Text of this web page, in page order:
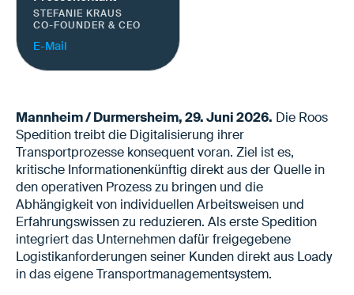
STEFANIE KRAUS
CO-FOUNDER & CEO
E-Mail
Mannheim / Durmersheim, 29. Juni 2026. Die Roos
Spedition treibt die Digitalisierung ihrer
Transportprozesse konsequent voran. Ziel ist es,
kritische Informationenkünftig direkt aus der Quelle in
den operativen Prozess zu bringen und die
Abhängigkeit von individuellen Arbeitsweisen und
Erfahrungswissen zu reduzieren. Als erste Spedition
integriert das Unternehmen dafür freigegebene
Logistikanforderungen seiner Kunden direkt aus Loady
in das eigene Transportmanagementsystem.